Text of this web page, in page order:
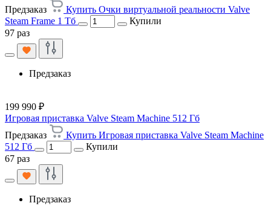
Предзаказ
Купить Очки виртуальной реальности Valve
Steam Frame 1 Тб
Купили
97 раз
Предзаказ
199 990 ₽
Игровая приставка Valve Steam Machine 512 Гб
Предзаказ
Купить Игровая приставка Valve Steam Machine
512 Гб
Купили
67 раз
Предзаказ